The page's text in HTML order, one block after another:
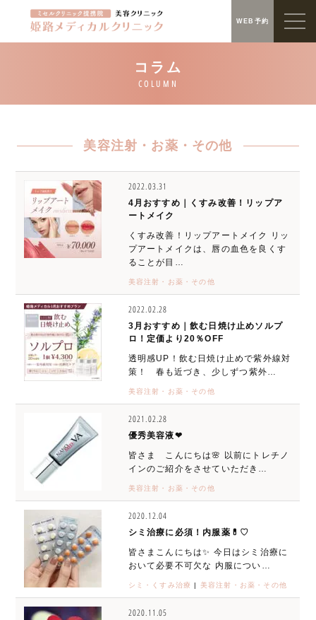
WEB予約
美容注射・お薬・その他
2022.03.31
4月おすすめ｜くすみ改善！リップア
ートメイク
くすみ改善！リップアートメイク リッ
プアートメイクは、唇の血色を良くす
ることが目…
美容注射・お薬・その他
2022.02.28
3月おすすめ｜飲む日焼け止めソルプ
ロ！定価より20％OFF
透明感UP！飲む日焼け止めで紫外線対
策！ 春も近づき、少しずつ紫外…
美容注射・お薬・その他
2021.02.28
優秀美容液❤︎
皆さま こんにちは🌸 以前にトレチノ
インのご紹介をさせていただき…
美容注射・お薬・その他
2020.12.04
シミ治療に必須！内服薬💊♡
皆さまこんにちは✨ 今日はシミ治療に
おいて必要不可欠な 内服につい…
シミ・くすみ治療 美容注射・お薬・その他
2020.11.05